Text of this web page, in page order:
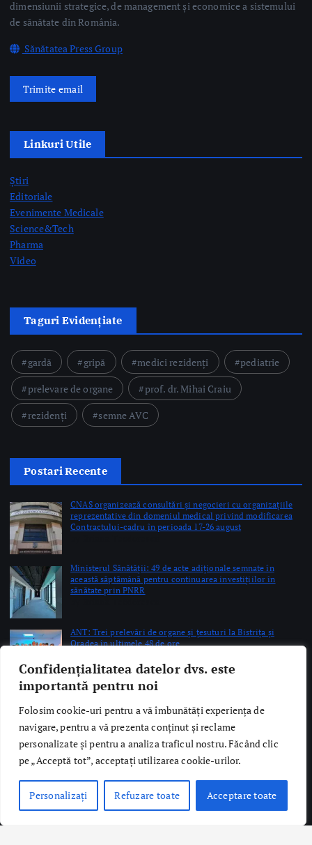
Confidențialitatea datelor dvs. este
importantă pentru noi
Folosim cookie-uri pentru a vă îmbunătăți experiența de
navigare, pentru a vă prezenta conținut și reclame
personalizate și pentru a analiza traficul nostru. Făcând clic
pe „Acceptă tot”, acceptați utilizarea cookie-urilor.
Personalizați Refuzare toate Acceptare toate
Linkuri Utile
Știri
Evenimente Medicale
Science&Tech
Video
Taguri Evidențiate
gardă
prelevare de organe
CNAS organizează consultări și negocieri cu organizațiile
reprezentative din domeniul medical privind modificarea
Contractului-cadru în perioada 17-26 august
by Briana Teodorescu
sănătate prin PNRR
by Briana Teodorescu
ANT: Trei prelevări de organe și țesuturi la Bistrița și
Oradea în ultimele 48 de ore
by Briana Teodorescu
Copyright © 2026 Ro Health Review | Powered bySănătatea Press
Group